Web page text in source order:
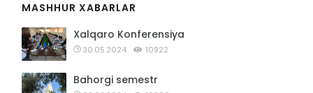
MASHHUR XABARLAR
Xalqaro Konferensiya
30.05.2024 10922
Bahorgi semestr